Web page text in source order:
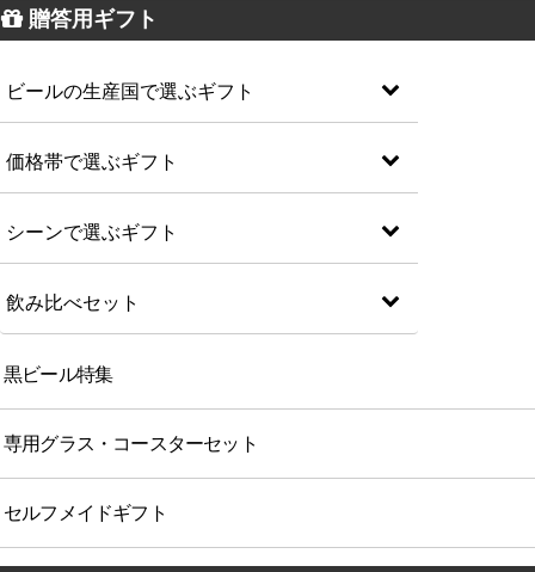
贈答用ギフト
ビールの生産国で選ぶギフト
価格帯で選ぶギフト
シーンで選ぶギフト
飲み比べセット
黒ビール特集
専用グラス・コースターセット
セルフメイドギフト